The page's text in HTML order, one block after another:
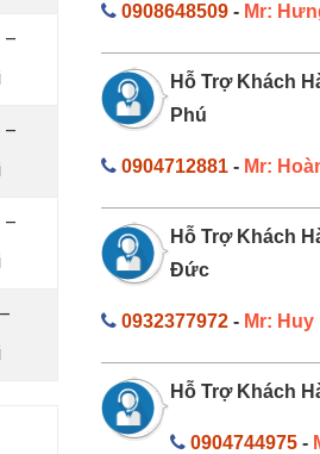
–
–
–
0908648509- Mr:
Hỗ Trợ Khách
Phú
0904712881- Mr:
Hỗ Trợ Khách
Đức
0932377972- Mr: Huy
Hỗ Trợ Khách
0904744975 -